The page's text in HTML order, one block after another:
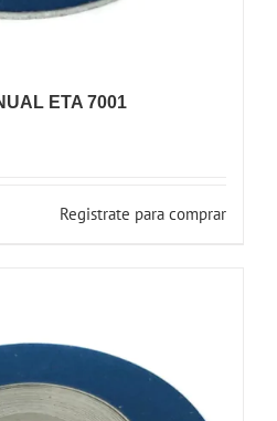
ETA 7001
Registrate para comprar